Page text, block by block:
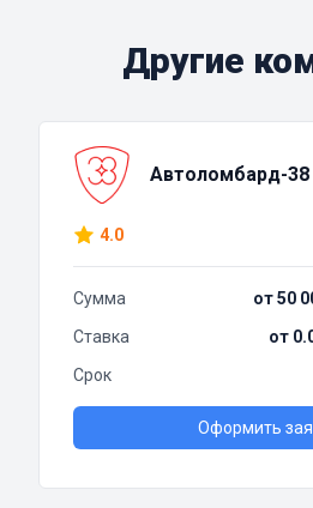
Другие
Автоломбард-38
4.0
Сумма
от 50
Ставка
от
Срок
Оформить